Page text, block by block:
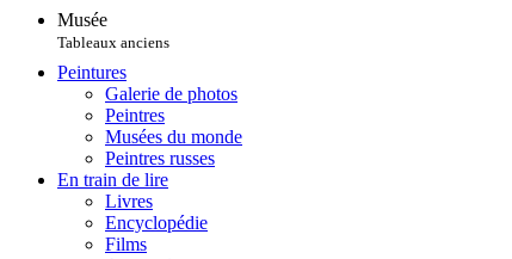
Musée
Tableaux anciens
Peintures
Galerie de photos
Peintres
Musées du monde
Peintres russes
En train de lire
Livres
Encyclopédie
Films